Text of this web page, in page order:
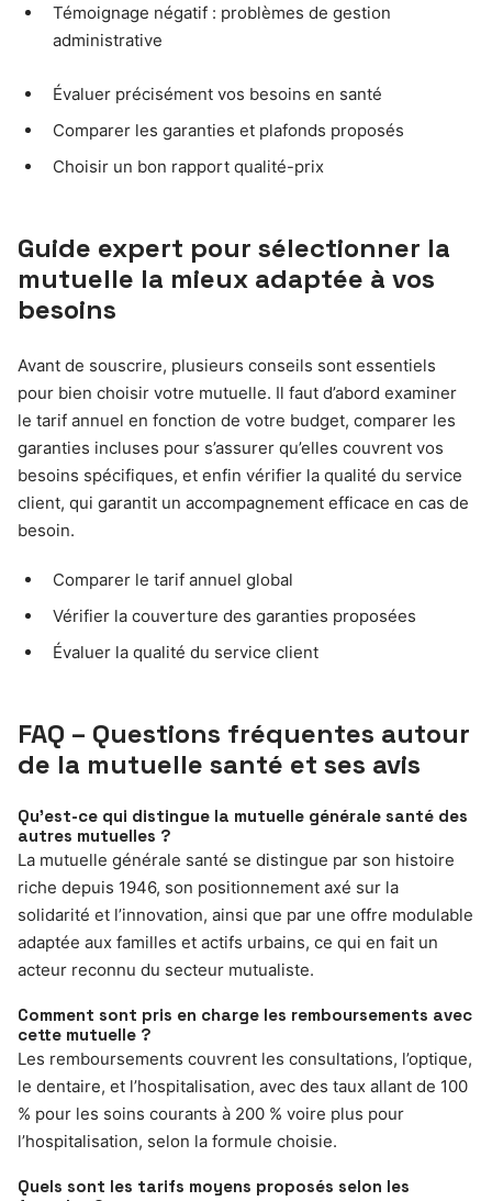
Témoignage négatif : problèmes de gestion
administrative
Évaluer précisément vos besoins en santé
Comparer les garanties et plafonds proposés
Choisir un bon rapport qualité-prix
Guide expert pour sélectionner la
mutuelle la mieux adaptée à vos
besoins
Avant de souscrire, plusieurs conseils sont essentiels
pour bien choisir votre mutuelle. Il faut d’abord examiner
le tarif annuel en fonction de votre budget, comparer les
garanties incluses pour s’assurer qu’elles couvrent vos
besoins spécifiques, et enfin vérifier la qualité du service
client, qui garantit un accompagnement efficace en cas de
besoin.
Comparer le tarif annuel global
Vérifier la couverture des garanties proposées
Évaluer la qualité du service client
FAQ – Questions fréquentes autour
de la mutuelle santé et ses avis
Qu’est-ce qui distingue la mutuelle générale santé des
autres mutuelles ?
La mutuelle générale santé se distingue par son histoire
riche depuis 1946, son positionnement axé sur la
solidarité et l’innovation, ainsi que par une offre modulable
adaptée aux familles et actifs urbains, ce qui en fait un
acteur reconnu du secteur mutualiste.
Comment sont pris en charge les remboursements avec
cette mutuelle ?
Les remboursements couvrent les consultations, l’optique,
le dentaire, et l’hospitalisation, avec des taux allant de 100
% pour les soins courants à 200 % voire plus pour
l’hospitalisation, selon la formule choisie.
Quels sont les tarifs moyens proposés selon les